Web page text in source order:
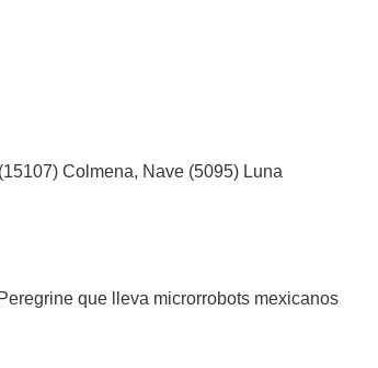
Colmena, Nave (5095) Luna
que lleva microrrobots mexicanos